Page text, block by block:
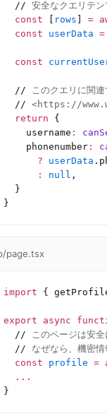
  //
安全なクエリテ
  const
rows =
  const
userData =
  const
  //
このクエリに関
  //
<https://
  return
{
    username
:
    phonenumber
:
      ?
userData
      :
null ,
  }
}
page.tsx
import {
export async
  //
このページは安全
  //
なぜなら、機密情
  const
profile =
  ...
}